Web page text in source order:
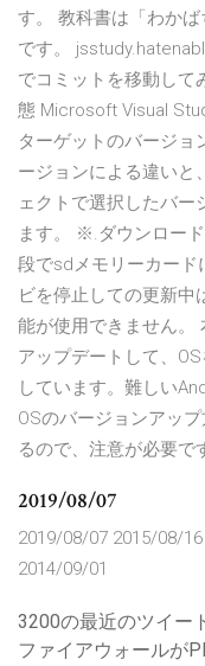
す。 教科書は「わか
です。
でコミットを移動し
態 Microsoft Visual
ターゲットのバージョ
ージョンによる違いと
ェクトで選択したバー
ます。 ※.ダウンロー
段でsdメモリーカード
ビを停止しての更新
能が使用できません。
アップデートして、
しています。難しい
OSのバージョンアッ
るので、注意が必要で
2019/08/07
2019/08/07 2015/08/
2014/09/01
3200の最近のツイー
ファイアウォールが